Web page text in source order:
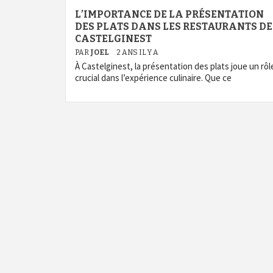
L’IMPORTANCE DE LA PRÉSENTATION
DES PLATS DANS LES RESTAURANTS DE
CASTELGINEST
PAR JOEL 2 ANS IL Y A
À Castelginest, la présentation des plats joue un
crucial dans l’expérience culinaire. Que ce